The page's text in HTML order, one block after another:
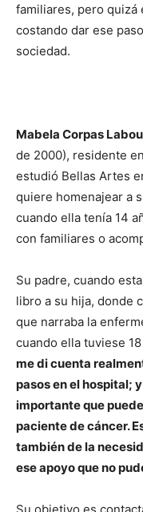
familiares, pero
costando dar ese
sociedad.
Mabela Corpas
de 2000), residente
estudió Bellas Artes
quiere homenajear a
cuando ella tenía 14
con familiares o
Su padre, cuando
libro a su hija, donde
que narraba la
cuando ella tuviese
me di cuenta
pasos en el hospital;
importante que
paciente de cáncer.
también de la
ese apoyo que no